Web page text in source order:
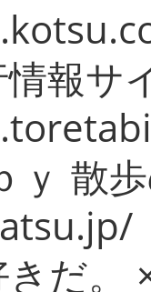
報サ
ｙ 散
だ。